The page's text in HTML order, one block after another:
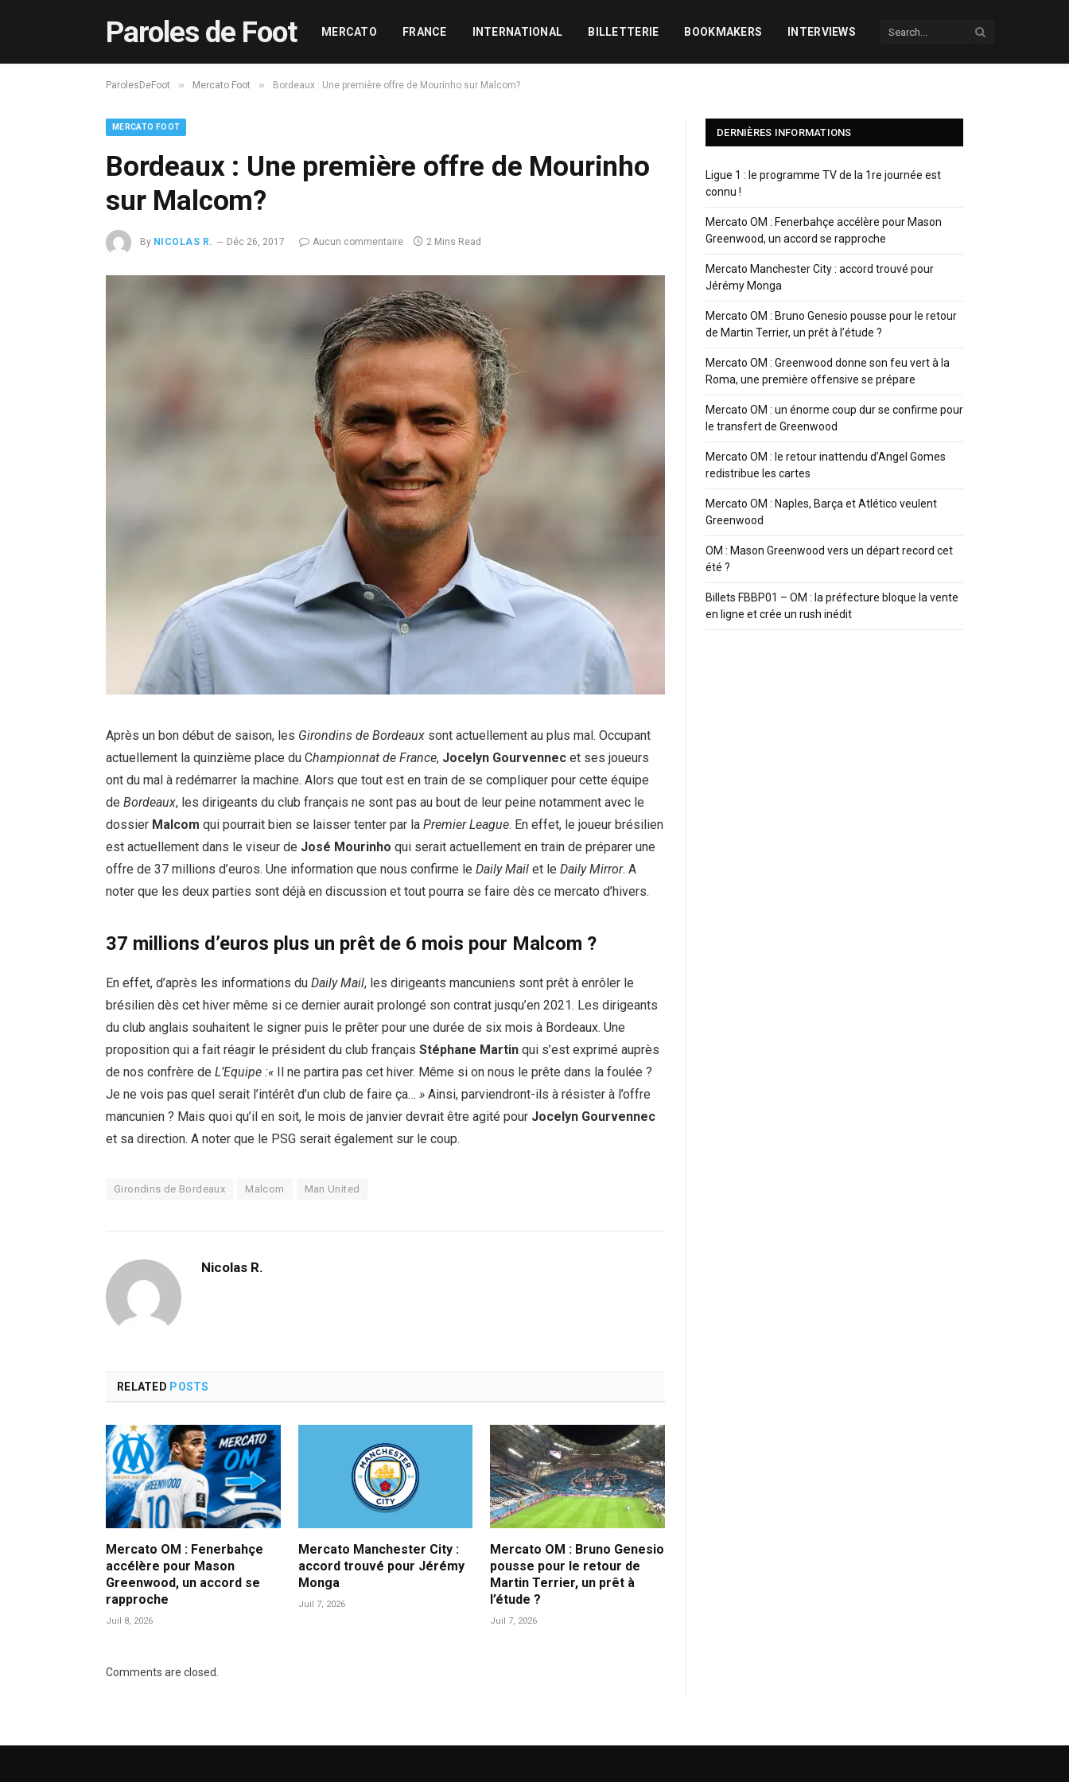
Paroles de Foot MERCATO FRANCE INTERNATIONAL BILLETTERIE BOOKMAKERS INTERVIEWS
ParolesDeFoot » Mercato Foot » Bordeaux : Une première offre de Mourinho sur Malcom?
MERCATO FOOT
Bordeaux : Une première offre de Mourinho
sur Malcom?
By NICOLAS R. Déc 26, 2017 Aucun commentaire 2 Mins Read
Après un bon début de saison, les Girondins de Bordeaux sont actuellement au plus mal. Occupant
actuellement la quinzième place du Championnat de France, Jocelyn Gourvennec et ses joueurs
ont du mal à redémarrer la machine. Alors que tout est en train de se compliquer pour cette équipe
de Bordeaux, les dirigeants du club français ne sont pas au bout de leur peine notamment avec le
dossier Malcom qui pourrait bien se laisser tenter par la Premier League. En effet, le joueur brésilien
est actuellement dans le viseur de José Mourinho qui serait actuellement en train de préparer une
offre de 37 millions d’euros. Une information que nous confirme le Daily Mail et le Daily Mirror. A
noter que les deux parties sont déjà en discussion et tout pourra se faire dès ce mercato d’hivers.
37 millions d’euros plus un prêt de 6 mois pour Malcom ?
En effet, d’après les informations du Daily Mail, les dirigeants mancuniens sont prêt à enrôler le
brésilien dès cet hiver même si ce dernier aurait prolongé son contrat jusqu’en 2021. Les dirigeants
du club anglais souhaitent le signer puis le prêter pour une durée de six mois à Bordeaux. Une
proposition qui a fait réagir le président du club français Stéphane Martin qui s’est exprimé auprès
de nos confrère de L’Equipe :« Il ne partira pas cet hiver. Même si on nous le prête dans la foulée ?
Je ne vois pas quel serait l’intérêt d’un club de faire ça… » Ainsi, parviendront-ils à résister à l’offre
mancunien ? Mais quoi qu’il en soit, le mois de janvier devrait être agité pour Jocelyn Gourvennec
et sa direction. A noter que le PSG serait également sur le coup.
Girondins de Bordeaux Malcom Man United
Nicolas R.
RELATED POSTS
Mercato OM : Fenerbahçe
accélère pour Mason
Greenwood, un accord se
rapproche
Juil 8, 2026
Mercato Manchester City :
accord trouvé pour Jérémy
Monga
Juil 7, 2026
Mercato OM : Bruno Genesio
pousse pour le retour de
Martin Terrier, un prêt à
l’étude ?
Juil 7, 2026
Comments are closed.
DERNIÈRES INFORMATIONS
Ligue 1 : le programme TV de la 1re journée est
connu !
Mercato OM : Fenerbahçe accélère pour Mason
Greenwood, un accord se rapproche
Mercato Manchester City : accord trouvé pour
Jérémy Monga
Mercato OM : Bruno Genesio pousse pour le retour
de Martin Terrier, un prêt à l’étude ?
Mercato OM : Greenwood donne son feu vert à la
Roma, une première offensive se prépare
Mercato OM : un énorme coup dur se confirme pour
le transfert de Greenwood
Mercato OM : le retour inattendu d’Angel Gomes
redistribue les cartes
Mercato OM : Naples, Barça et Atlético veulent
Greenwood
OM : Mason Greenwood vers un départ record cet
été ?
Billets FBBP01 – OM : la préfecture bloque la vente
en ligne et crée un rush inédit